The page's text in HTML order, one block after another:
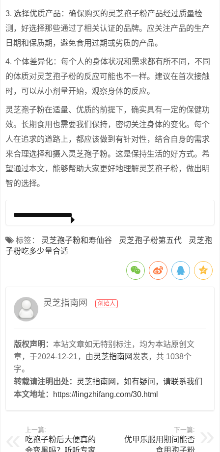
3. 选择优质产品：确保购买的灵芝孢子粉产品经过质量检
测，好选择那些通过了相关认证的品牌。应关注产品的生产
日期和保质期，避免食用过期或劣质的产品。
4. 个体差异化：每个人的身体状况和需求都有所不同，不同
的体质对灵芝孢子粉的反应可能也不一样。建议在首次接触
时，可以从小剂量开始，观察身体的反应。
灵芝孢子粉在适量、优质的前提下，确实具有一定的保健功
效。长期食用也需要我们保持，密切关注身体的变化。每个
人在追求的道路上，都应该做到有针对性，结合自身的需求
来合理选择和摄入灵芝孢子粉。这是保持生活的好方式。希
望通过本文，能够帮助大家更好地理解灵芝孢子粉，做出明
智的选择。
标签： 灵芝孢子粉和寿仙谷 灵芝孢子粉第五代
灵芝孢
子粉吃多少量合适
灵芝指南网 创始人
版权声明： 本站文章如无特别标注，均为本站原创文
章，于2024-12-21，由灵芝指南网 发表，共 1038个
字。
转载请注明出处：
灵芝指南网，如有疑问，请联系我们
本文地址：
https://lingzhifang.com/30.html
上一篇:
吃孢子粉后大便真的
会变黑吗？听听专家
下一篇:
优甲乐服用期间能否
食用孢子粉